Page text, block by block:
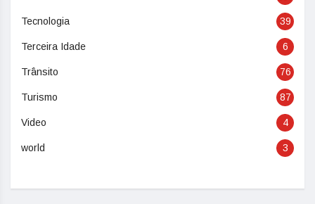
Tecnologia 39
Terceira Idade 6
Trânsito 76
Turismo 87
Video 4
world 3